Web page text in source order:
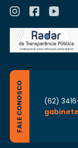
FALE CONOSCO
(62)